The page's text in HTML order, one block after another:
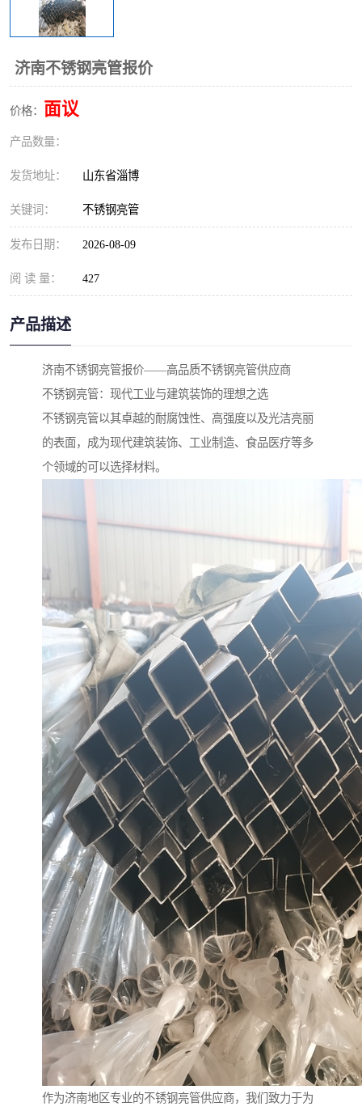
济南不锈钢亮管报价
价格： 面议
产品数量：
发货地址： 山东省淄博
关键词： 不锈钢亮管
发布日期： 2026-08-09
阅 读 量： 427
产品描述
济南不锈钢亮管报价——高品质不锈钢亮管供应商
不锈钢亮管：现代工业与建筑装饰的理想之选
不锈钢亮管以其卓越的耐腐蚀性、高强度以及光洁亮丽
的表面，成为现代建筑装饰、工业制造、食品医疗等多
个领域的可以选择材料。
作为济南地区专业的不锈钢亮管供应商，我们致力于为